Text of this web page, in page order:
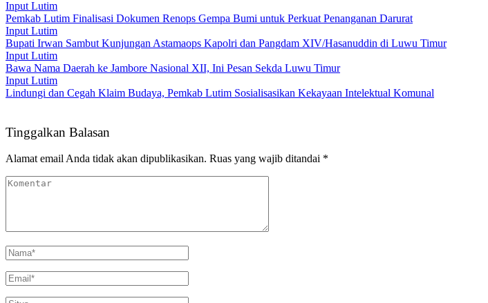
Input Lutim
Pemkab Lutim Finalisasi Dokumen Renops Gempa Bumi untuk Perkuat Penanganan Darurat
Input Lutim
Bupati Irwan Sambut Kunjungan Astamaops Kapolri dan Pangdam XIV/Hasanuddin di Luwu Timur
Input Lutim
Bawa Nama Daerah ke Jambore Nasional XII, Ini Pesan Sekda Luwu Timur
Input Lutim
Lindungi dan Cegah Klaim Budaya, Pemkab Lutim Sosialisasikan Kekayaan Intelektual Komunal
Tinggalkan Balasan
Alamat email Anda tidak akan dipublikasikan. Ruas yang wajib ditandai *